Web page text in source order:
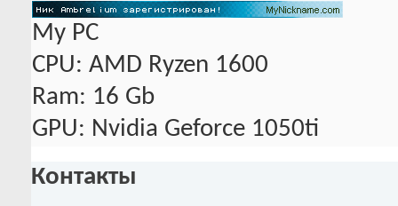
My PC
CPU: AMD Ryzen 1600
Ram: 16 Gb
GPU: Nvidia Geforce 1050ti
Контакты